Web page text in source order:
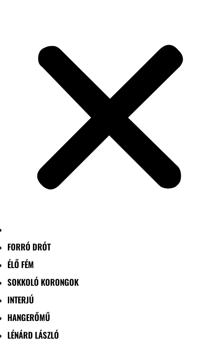
FORRÓ DRÓT
ÉLŐ FÉM
SOKKOLÓ KORONGOK
INTERJÚ
HANGERŐMŰ
LÉNÁRD LÁSZLÓ